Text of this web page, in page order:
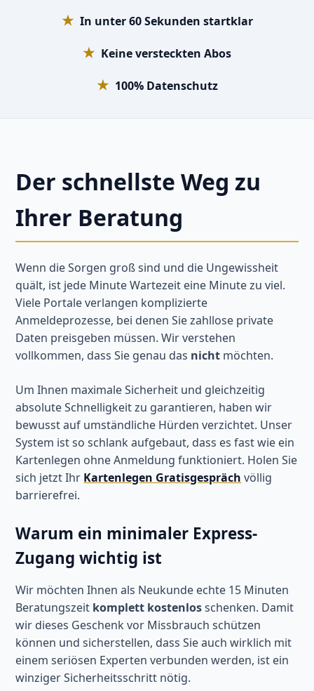
★ In unter 60 Sekunden startklar
★ Keine versteckten Abos
★ 100% Datenschutz
Der schnellste Weg zu
Ihrer Beratung
Wenn die Sorgen groß sind und die Ungewissheit
quält, ist jede Minute Wartezeit eine Minute zu viel.
Viele Portale verlangen komplizierte
Anmeldeprozesse, bei denen Sie zahllose private
Daten preisgeben müssen. Wir verstehen
vollkommen, dass Sie genau das nicht möchten.
Um Ihnen maximale Sicherheit und gleichzeitig
absolute Schnelligkeit zu garantieren, haben wir
bewusst auf umständliche Hürden verzichtet. Unser
System ist so schlank aufgebaut, dass es fast wie ein
Kartenlegen ohne Anmeldung funktioniert. Holen Sie
sich jetzt Ihr Kartenlegen Gratisgespräch völlig
barrierefrei.
Warum ein minimaler Express-
Zugang wichtig ist
Wir möchten Ihnen als Neukunde echte 15 Minuten
Beratungszeit komplett kostenlosschenken. Damit
wir dieses Geschenk vor Missbrauch schützen
können und sicherstellen, dass Sie auch wirklich mit
einem seriösen Experten verbunden werden, ist ein
winziger Sicherheitsschritt nötig.